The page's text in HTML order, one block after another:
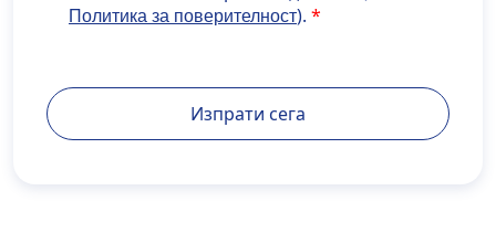
href="https://www.develop.maisondidee.com/wiener-
поверителност</a>).
Политика за поверителност).
Изпрати сега